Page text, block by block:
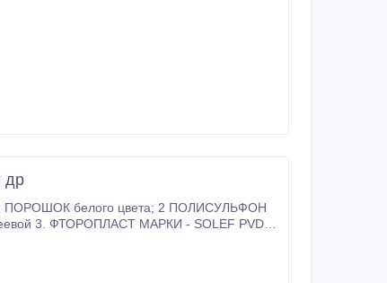
др